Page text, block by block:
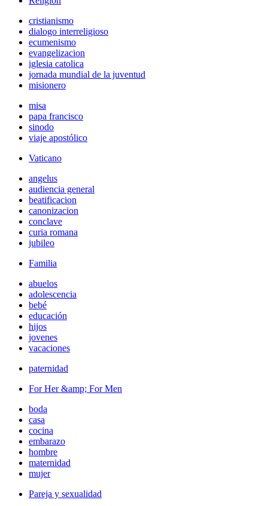
cristianismo
dialogo interreligioso
ecumenismo
evangelizacion
iglesia catolica
jornada mundial de la juventud
misionero
misa
papa francisco
sinodo
viaje apostólico
Vaticano
angelus
audiencia general
beatificacion
canonizacion
conclave
curia romana
jubileo
Familia
abuelos
adolescencia
bebé
educación
hijos
jovenes
vacaciones
paternidad
For Her &amp; For Men
boda
casa
cocina
embarazo
hombre
maternidad
mujer
Pareja y sexualidad